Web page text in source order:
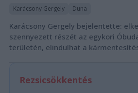
Karácsony Gergely Duna
Karácsony Gergely bejelentette:
szennyezett részét az egykori
területén, elindulhat a
Rezsicsökkentés